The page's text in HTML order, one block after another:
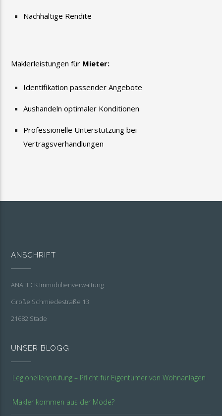
Nachhaltige Rendite
Maklerleistungen für Mieter:
Identifikation passender Angebote
Aushandeln optimaler Konditionen
Professionelle Unterstützung bei
Vertragsverhandlungen
ANSCHRIFT
ANATECK Immobilienverwaltung
Große Schmiedestraße 13
21682 Stade
UNSER BLOGG
Legionellenprüfung – Pflicht für Eigentümer von Wohnanlagen
Makler kommen aus der Mode?